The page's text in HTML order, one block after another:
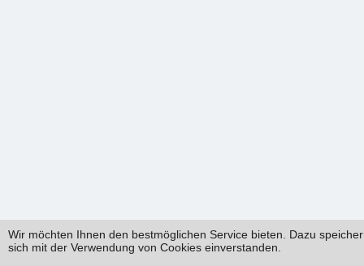
Wir möchten Ihnen den bestmöglichen Service bieten. Dazu
sich mit der Verwendung von Cookies einverstanden.